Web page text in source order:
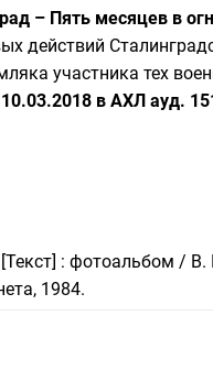
– Пять месяцев в
действий
участника тех
в АХЛ ауд.
: фотоальбом /
1984.